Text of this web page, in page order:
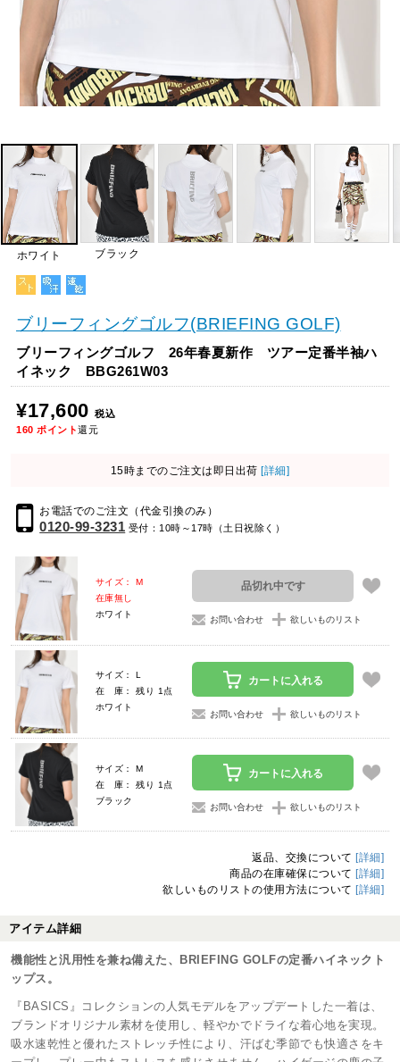
ホワイト ブラック
ブリーフィングゴルフ(BRIEFING GOLF)
ブリーフィングゴルフ 26年春夏新作 ツアー定番半袖ハ
イネック BBG261W03
¥17,600 税込
160 ポイント還元
15時までのご注文は即日出荷 [詳細]
お電話でのご注文（代金引換のみ）
0120-99-3231 受付：10時～17時（土日祝除く）
サイズ： M
在庫無し
ホワイト
品切れ中です
お問い合わせ 欲しいものリスト
サイズ： L
在 庫： 残り 1点
ホワイト
カートに入れる
お問い合わせ 欲しいものリスト
サイズ： M
在 庫： 残り 1点
ブラック
カートに入れる
お問い合わせ 欲しいものリスト
返品、交換について [詳細]
商品の在庫確保について [詳細]
欲しいものリストの使用方法について [詳細]
アイテム詳細
機能性と汎用性を兼ね備えた、BRIEFING GOLFの定番ハイネックト
ップス。
『BASICS』コレクションの人気モデルをアップデートした一着は、
ブランドオリジナル素材を使用し、軽やかでドライな着心地を実現。
吸水速乾性と優れたストレッチ性により、汗ばむ季節でも快適さをキ